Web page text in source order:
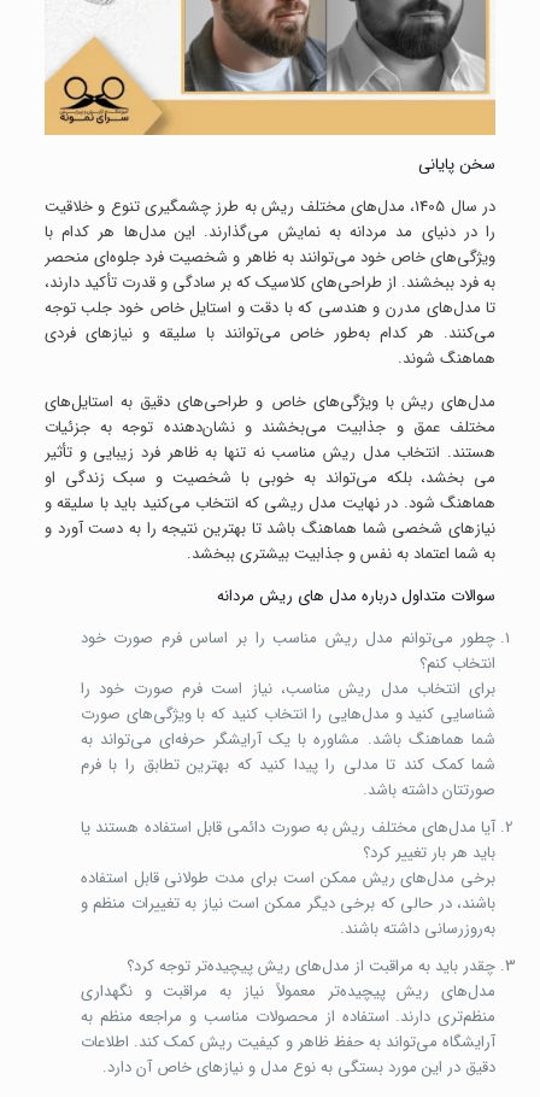
سخن پایانی
در سال 1405، مدل‌های مختلف ریش به طرز چشمگیری تنوع و خلاقیت
را در دنیای مد مردانه به نمایش می‌گذارند. این مدل‌ها هر کدام با
ویژگی‌های خاص خود می‌توانند به ظاهر و شخصیت فرد جلوه‌ای منحصر
به فرد ببخشند. از طراحی‌های کلاسیک که بر سادگی و قدرت تأکید دارند،
تا مدل‌های مدرن و هندسی که با دقت و استایل خاص خود جلب توجه
می‌کنند. هر کدام به‌طور خاص می‌توانند با سلیقه و نیازهای فردی
هماهنگ شوند.
مدل‌های ریش با ویژگی‌های خاص و طراحی‌های دقیق به استایل‌های
مختلف عمق و جذابیت می‌بخشند و نشان‌دهنده توجه به جزئیات
هستند. انتخاب مدل ریش مناسب نه تنها به ظاهر فرد زیبایی و تأثیر
می‌ بخشد، بلکه می‌تواند به خوبی با شخصیت و سبک زندگی او
هماهنگ شود. در نهایت مدل ریشی که انتخاب می‌کنید باید با سلیقه و
نیازهای شخصی شما هماهنگ باشد تا بهترین نتیجه را به دست آورد و
به شما اعتماد به نفس و جذابیت بیشتری ببخشد.
سوالات متداول درباره مدل های ریش مردانه
چطور می‌توانم مدل ریش مناسب را بر اساس فرم صورت خود
انتخاب کنم؟
برای انتخاب مدل ریش مناسب، نیاز است فرم صورت خود را
شناسایی کنید و مدل‌هایی را انتخاب کنید که با ویژگی‌های صورت
شما هماهنگ باشد. مشاوره با یک آرایشگر حرفه‌ای می‌تواند به
شما کمک کند تا مدلی را پیدا کنید که بهترین تطابق را با فرم
صورتتان داشته باشد.
آیا مدل‌های مختلف ریش به صورت دائمی قابل استفاده هستند یا
باید هر بار تغییر کرد؟
برخی مدل‌های ریش ممکن است برای مدت طولانی قابل استفاده
باشند، در حالی که برخی دیگر ممکن است نیاز به تغییرات منظم و
به‌روزرسانی داشته باشند.
چقدر باید به مراقبت از مدل‌های ریش پیچیده‌تر توجه کرد؟
مدل‌های ریش پیچیده‌تر معمولاً نیاز به مراقبت و نگهداری
منظم‌تری دارند. استفاده از محصولات مناسب و مراجعه منظم به
آرایشگاه می‌تواند به حفظ ظاهر و کیفیت ریش کمک کند. اطلاعات
دقیق در این مورد بستگی به نوع مدل و نیازهای خاص آن دارد.